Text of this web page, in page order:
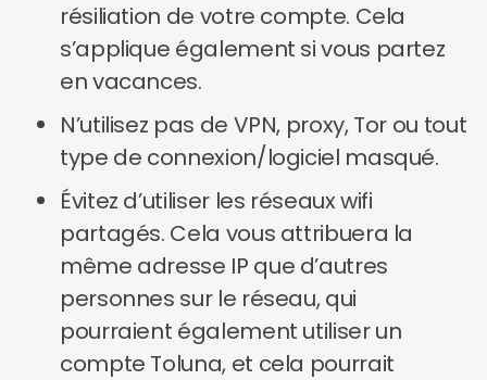
résiliation de votre compte. Cela
s’applique également si vous partez
en vacances.
N’utilisez pas de VPN, proxy, Tor ou tout
type de connexion/logiciel masqué.
Évitez d’utiliser les réseaux wifi
partagés. Cela vous attribuera la
même adresse IP que d’autres
personnes sur le réseau, qui
pourraient également utiliser un
compte Toluna, et cela pourrait